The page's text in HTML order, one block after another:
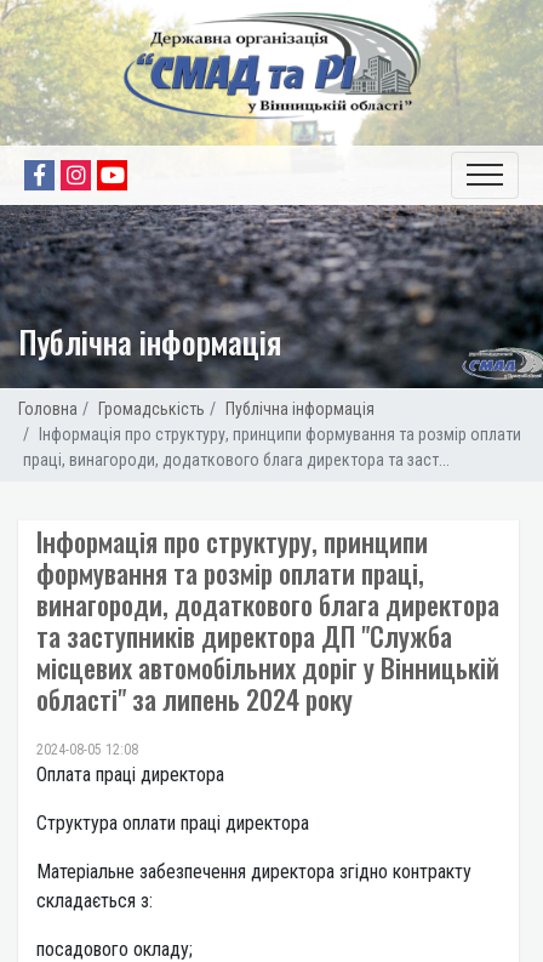
Головна Громадськість
Публічна інформація
Інформація про структуру, принципи формування та розмір оплати
праці, винагороди, додаткового блага директора та заст...
Публічна інформація
Інформація про структуру, принципи
формування та розмір оплати праці,
винагороди, додаткового блага директора
та заступників директора ДП "Служба
місцевих автомобільних доріг у Вінницькій
області" за липень 2024 року
2024-08-05 12:08
Оплата праці директора
Структура оплати праці директора
Матеріальне забезпечення директора згідно контракту
складається з:
посадового окладу;